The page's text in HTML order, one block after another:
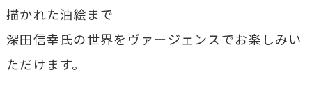
描かれた油絵まで
深田信幸氏の世界をヴァージェンスでお楽しみい
ただけます。